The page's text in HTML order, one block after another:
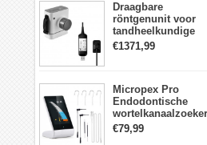
Draagbare
röntgenunit voor
tandheelkundige
apparatuur met
hoge frequentie +
€1371,99
Micropex Pro
Endodontische
wortelkanaalzoeker
Apex Locator voor
€79,99